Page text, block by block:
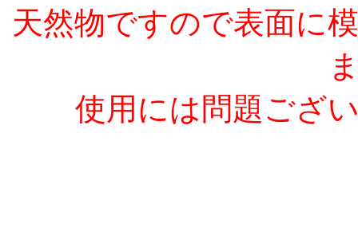
天然物ですので表面に
使用には問題ござ